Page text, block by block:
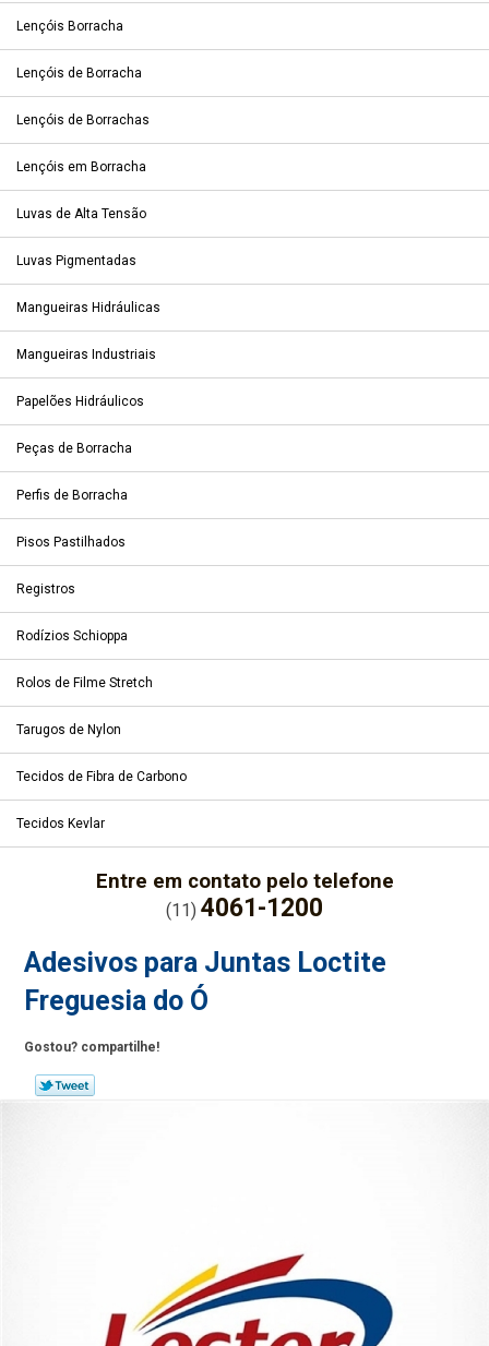
Lençóis Borracha
Lençóis de Borracha
Lençóis de Borrachas
Lençóis em Borracha
Luvas de Alta Tensão
Luvas Pigmentadas
Mangueiras Hidráulicas
Mangueiras Industriais
Papelões Hidráulicos
Peças de Borracha
Perfis de Borracha
Pisos Pastilhados
Registros
Rodízios Schioppa
Rolos de Filme Stretch
Tarugos de Nylon
Tecidos de Fibra de Carbono
Tecidos Kevlar
Entre em contato pelo telefone
(11) 4061-1200
Adesivos para Juntas Loctite
Freguesia do Ó
Gostou? compartilhe!